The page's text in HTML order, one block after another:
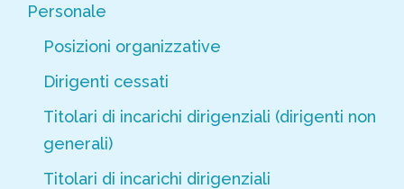
Personale
Posizioni organizzative
Dirigenti cessati
Titolari di incarichi dirigenziali (dirigenti non
generali)
Titolari di incarichi dirigenziali